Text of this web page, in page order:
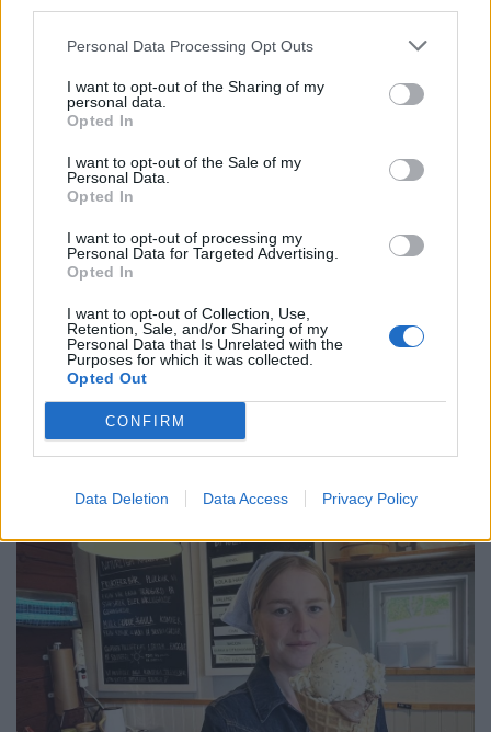
Personal Data Processing Opt Outs
I want to opt-out of the Sharing of my
personal data.
Opted In
I want to opt-out of the Sale of my
Personal Data.
Opted In
I want to opt-out of processing my
Personal Data for Targeted Advertising.
Opted In
I want to opt-out of Collection, Use,
Retention, Sale, and/or Sharing of my
Personal Data that Is Unrelated with the
Purposes for which it was collected.
Opted Out
CONFIRM
Data Deletion Data Access Privacy Policy
PÅ STARTSIDAN JUST NU